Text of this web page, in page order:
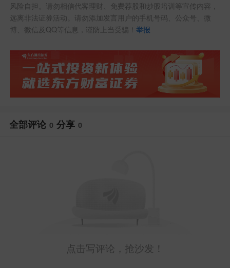
风险自担。请勿相信代客理财、免费荐股和炒股培训等宣传内容，
远离非法证券活动。请勿添加发言用户的手机号码、公众号、微
博、微信及QQ等信息，谨防上当受骗！举报
全部评论 0 分享 0
点击写评论，抢沙发！